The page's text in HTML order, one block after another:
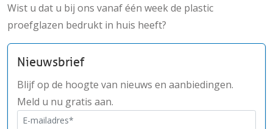
Wist u dat u bij ons vanaf één week de plastic
proefglazen bedrukt in huis heeft?
Nieuwsbrief
Blijf op de hoogte van nieuws en aanbiedingen.
Meld u nu gratis aan.